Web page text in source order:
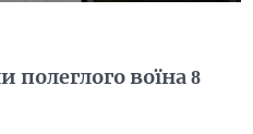
полеглого воїна 8